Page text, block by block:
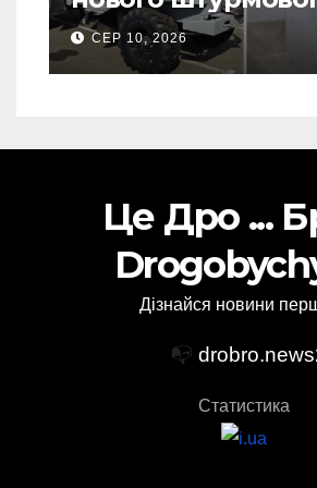
Росії для
Відео
СЕР 10, 2026
Це Дро ...
Дізнайся новини
📭
Статистика